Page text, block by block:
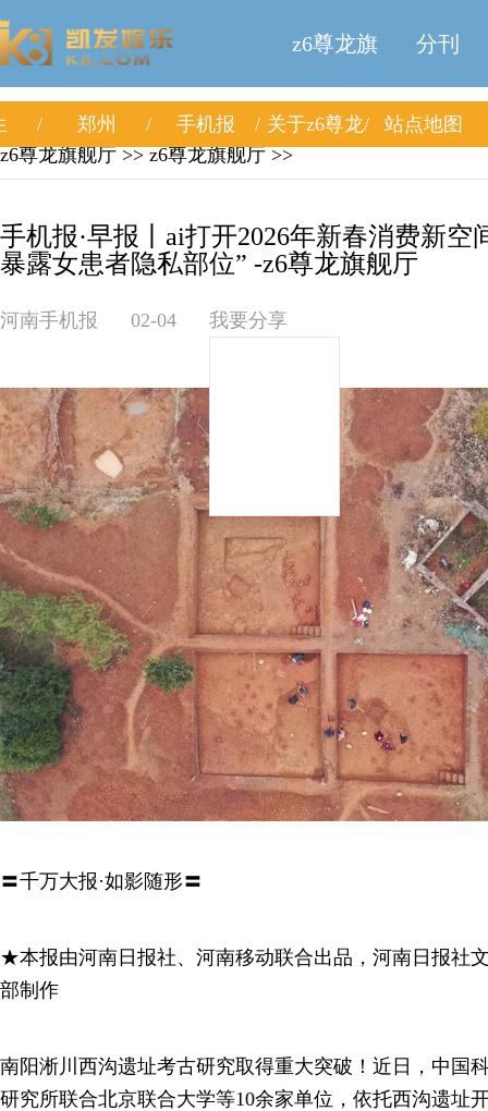
z6尊龙旗
舰厅
分刊
郑州 手机报 关于z6尊龙
站点地图
z6尊龙旗舰厅 >> z6尊龙旗舰厅 >>
手机报·早报丨ai打开2026年新春消费新空
暴露女患者隐私部位” -z6尊龙旗舰厅
河南手机报 02-04 我要分享
〓千万大报·如影随形〓
★本报由河南日报社、河南移动联合出品，河南日报社
部制作
南阳淅川西沟遗址考古研究取得重大突破！近日，中国
研究所联合北京联合大学等10余家单位，依托西沟遗址